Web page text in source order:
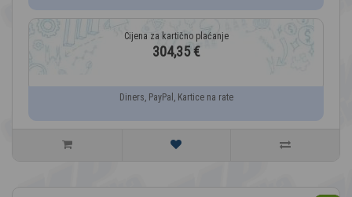
304,35 €
Diners, PayPal, Kartice na rate